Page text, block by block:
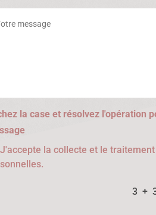
la case et résolvez l'opération
J'accepte la collecte et le
3 +